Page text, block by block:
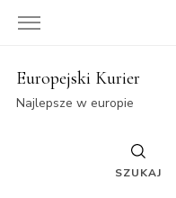
Europejski Kurier
Najlepsze w europie
SZUKAJ